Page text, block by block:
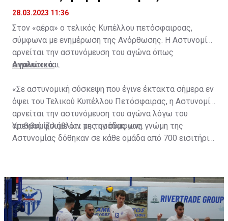
28.03.2023 11:36
Στον «αέρα» ο τελικός Κυπέλλου πετόσφαιροας,
σύμφωνα με ενημέρωση της Ανόρθωσης. Η Αστυνομία
αρνείται την αστυνόμευση του αγώνα όπως
σημειώνεται.
Αναλυτικά:
«Σε αστυνομική σύσκεψη που έγινε έκτακτα σήμερα εν
όψει του Τελικού Κυπέλλου Πετόσφαιρας, η Αστυνομία
αρνείται την αστυνόμευση του αγώνα λόγω του
αριθμού φιλάθλων της ομάδας μας.
Υπενθυμίζουμε ότι με την σύμφωνη γνώμη της
Αστυνομίας δόθηκαν σε κάθε ομάδα από 700 εισιτήρια